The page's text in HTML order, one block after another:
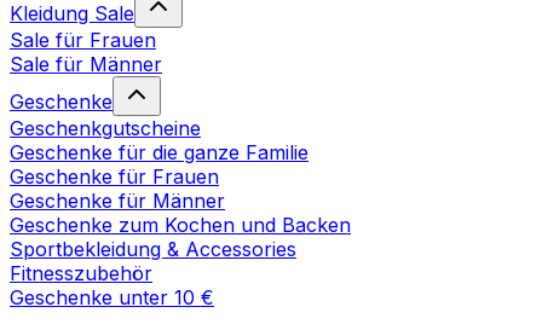
Kleidung Sale
Sale für Frauen
Sale für Männer
Geschenke
Geschenkgutscheine
Geschenke für die ganze Familie
Geschenke für Frauen
Geschenke für Männer
Geschenke zum Kochen und Backen
Sportbekleidung & Accessories
Fitnesszubehör
Geschenke unter 10 €